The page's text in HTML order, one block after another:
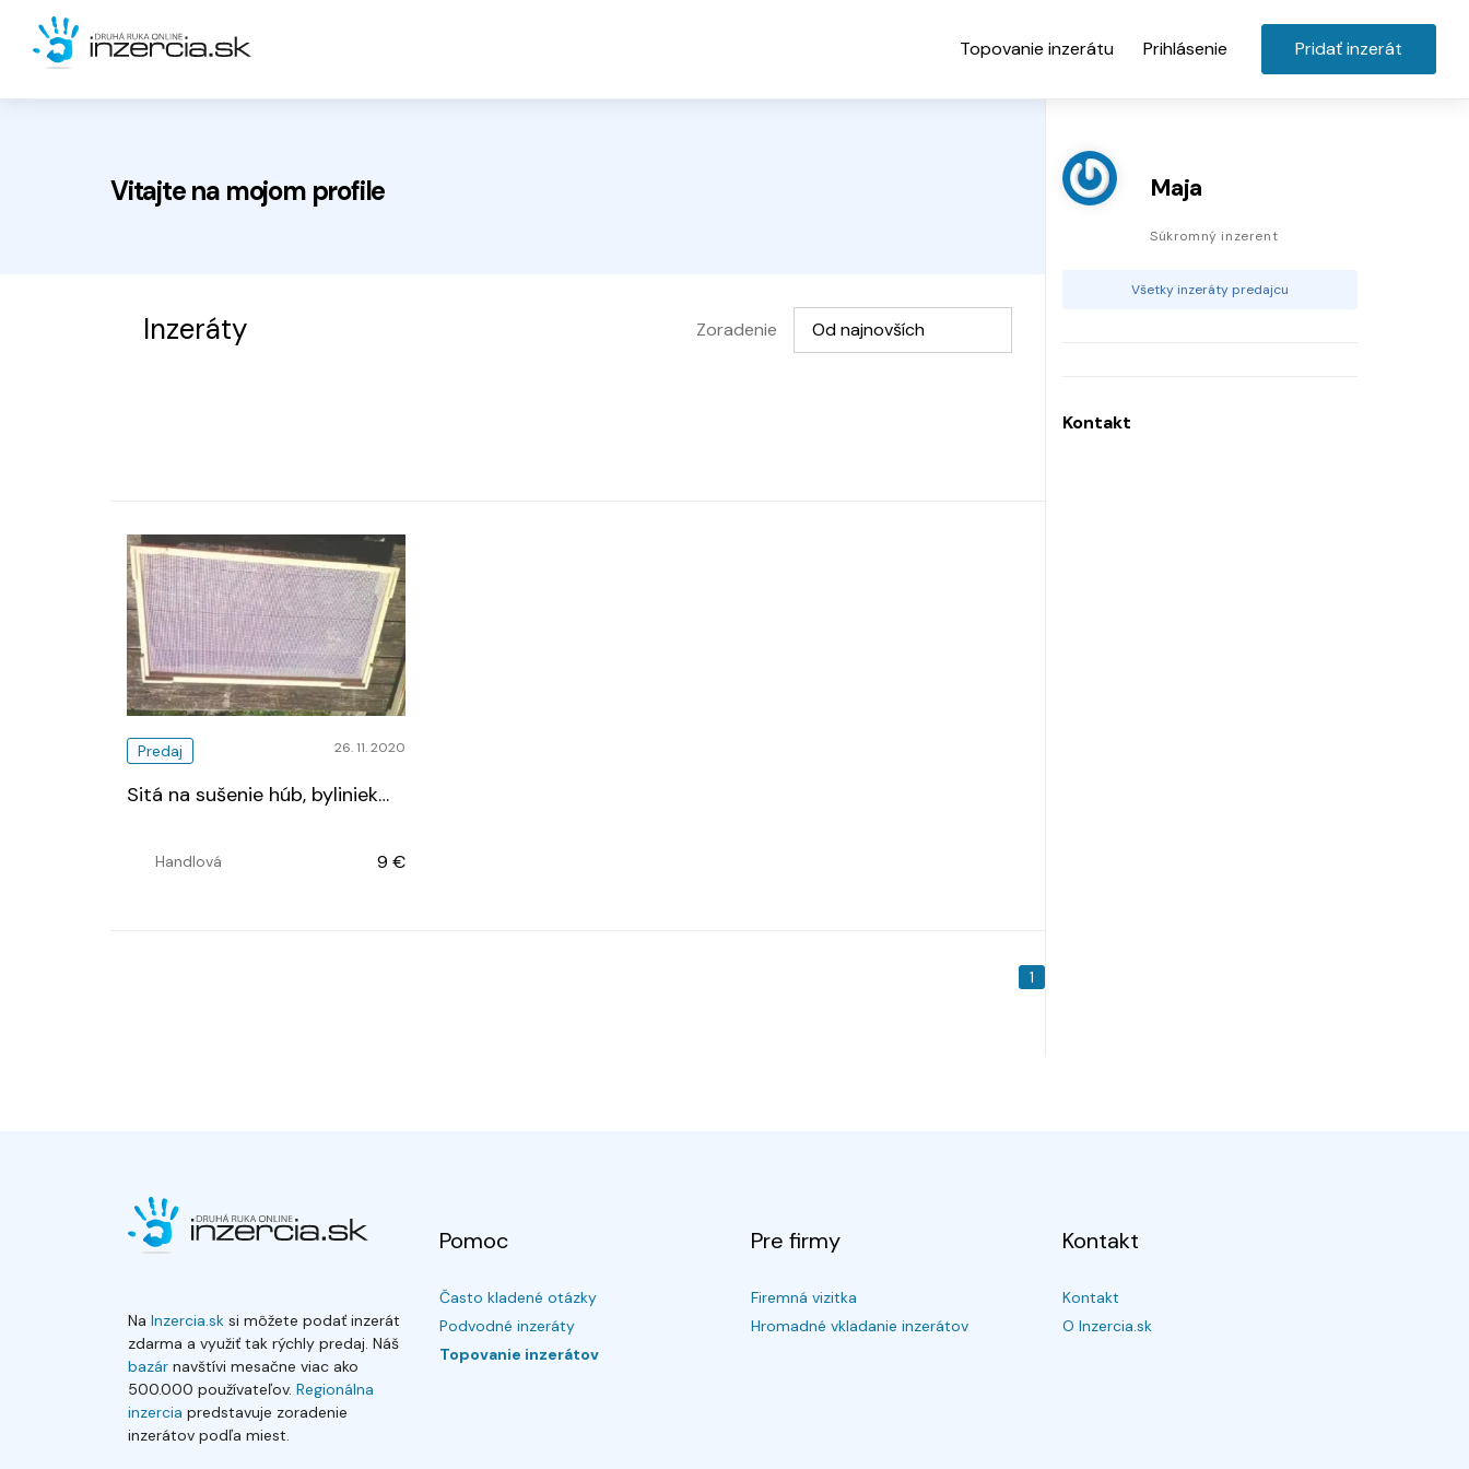
Topovanie inzerátu Prihlásenie Pridať inzerát
Vitajte na mojom profile
Inzeráty Zoradenie Vyberte možnosť
Od najnovších
Predaj 26. 11. 2020
Sitá na sušenie húb, byliniek…
Handlová 9 €
1
Maja
Súkromný inzerent
Všetky inzeráty predajcu
Kontakt
Na Inzercia.sk si môžete podať inzerát
zdarma a využiť tak rýchly predaj. Náš
bazár navštívi mesačne viac ako
500.000 používateľov. Regionálna
inzercia predstavuje zoradenie
inzerátov podľa miest.
Pomoc
Často kladené otázky
Podvodné inzeráty
Topovanie inzerátov
Pre firmy
Firemná vizitka
Hromadné vkladanie inzerátov
Kontakt
Kontakt
O Inzercia.sk